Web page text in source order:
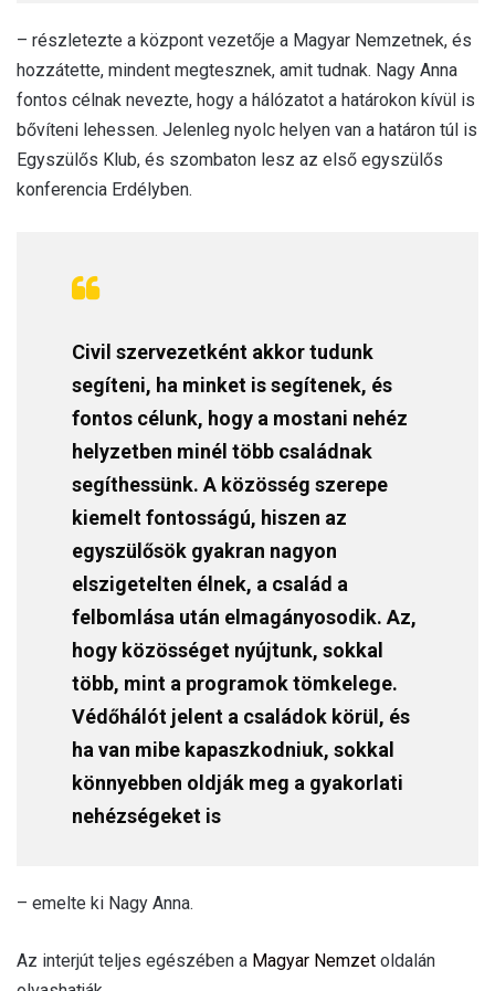
– részletezte a központ vezetője a Magyar Nemzetnek, és
hozzátette, mindent megtesznek, amit tudnak. Nagy Anna
fontos célnak nevezte, hogy a hálózatot a határokon kívül is
bővíteni lehessen. Jelenleg nyolc helyen van a határon túl is
Egyszülős Klub, és szombaton lesz az első egyszülős
konferencia Erdélyben.
Civil szervezetként akkor tudunk
segíteni, ha minket is segítenek, és
fontos célunk, hogy a mostani nehéz
helyzetben minél több családnak
segíthessünk. A közösség szerepe
kiemelt fontosságú, hiszen az
egyszülősök gyakran nagyon
elszigetelten élnek, a család a
felbomlása után elmagányosodik. Az,
hogy közösséget nyújtunk, sokkal
több, mint a programok tömkelege.
Védőhálót jelent a családok körül, és
ha van mibe kapaszkodniuk, sokkal
könnyebben oldják meg a gyakorlati
nehézségeket is
– emelte ki Nagy Anna.
Az interjút teljes egészében a Magyar Nemzet oldalán